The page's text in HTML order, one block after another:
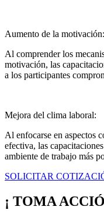
Aumento de la motivación:
Al comprender los
motivación, las
a los participantes
Mejora del clima laboral:
Al enfocarse en aspectos
efectiva, las
ambiente de trabajo más
SOLICITAR
¡ TOMA